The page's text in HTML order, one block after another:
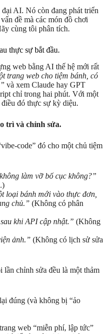
AI. Nó còn đang phát triển
đề mà các món đồ chơi
cùng tôi phân tích.
thực sự bắt đầu.
web bằng AI thế hệ mới rất
trang web cho tiệm bánh, có
và xem Claude hay GPT
chỉ trong hai phút. Với một
đó thực sự kỳ diệu.
trì và chỉnh sửa.
code” đó cho một chủ tiệm
làm vỡ bố cục không?”
loại bánh mới vào thực đơn,
chủ.” (Không có phân
khi API cập nhật.” (Không
ảnh.” (Không có lịch sử sửa
chỉnh sửa đều là một thảm
đúng (và không bị “ảo
web “miễn phí, lập tức”